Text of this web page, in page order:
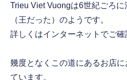
Trieu Viet Vuongは6世紀ごろ
（王だった）のようです。
詳しくはインターネットでご確
幾度となくこの道にあるお店に
ています。